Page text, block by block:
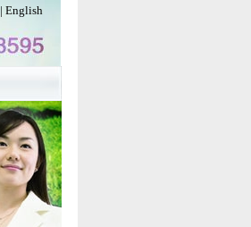
| English